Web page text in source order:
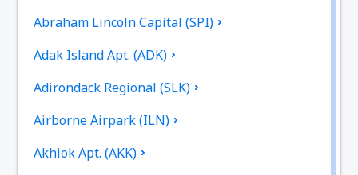
Abraham Lincoln Capital (SPI)
Adak Island Apt. (ADK)
Adirondack Regional (SLK)
Airborne Airpark (ILN)
Akhiok Apt. (AKK)